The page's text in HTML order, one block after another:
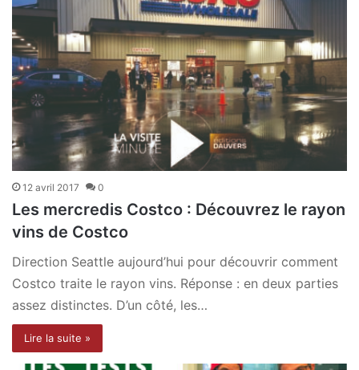
12 avril 2017 0
Les mercredis Costco : Découvrez le rayon
vins de Costco
Direction Seattle aujourd’hui pour découvrir comment
Costco traite le rayon vins. Réponse : en deux parties
assez distinctes. D’un côté, les…
Lire la suite »